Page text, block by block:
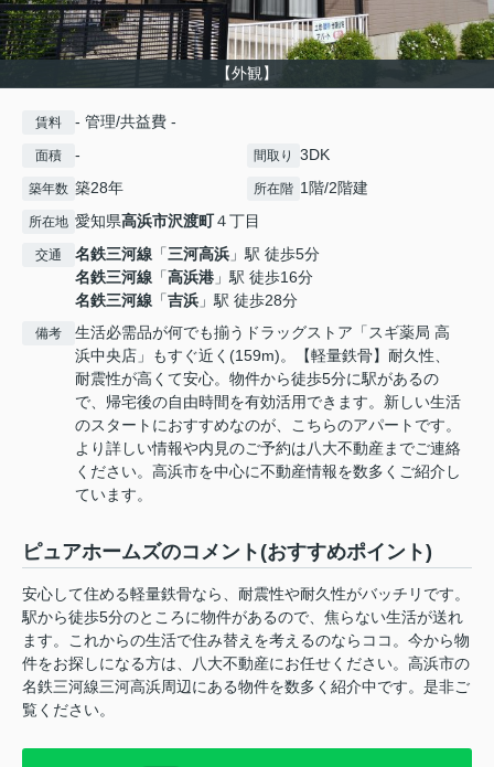
【外観】
賃料 - 管理/共益費 -
面積 - 間取り 3DK
築年数 築28年 所在階 1階/2階建
所在地 愛知県高浜市沢渡町４丁目
交通 名鉄三河線 「三河高浜 」駅 徒歩5分
名鉄三河線 「高浜港 」駅 徒歩16分
名鉄三河線 「吉浜 」駅 徒歩28分
備考
生活必需品が何でも揃うドラッグストア「スギ薬局 高
浜中央店」もすぐ近く(159m)。【軽量鉄骨】耐久性、
耐震性が高くて安心。物件から徒歩5分に駅があるの
で、帰宅後の自由時間を有効活用できます。新しい生活
のスタートにおすすめなのが、こちらのアパートです。
より詳しい情報や内見のご予約は八大不動産までご連絡
ください。高浜市を中心に不動産情報を数多くご紹介し
ています。
ピュアホームズのコメント(おすすめポイント)
安心して住める軽量鉄骨なら、耐震性や耐久性がバッチリです。
駅から徒歩5分のところに物件があるので、焦らない生活が送れ
ます。これからの生活で住み替えを考えるのならココ。今から物
件をお探しになる方は、八大不動産にお任せください。高浜市の
名鉄三河線三河高浜周辺にある物件を数多く紹介中です。是非ご
覧ください。